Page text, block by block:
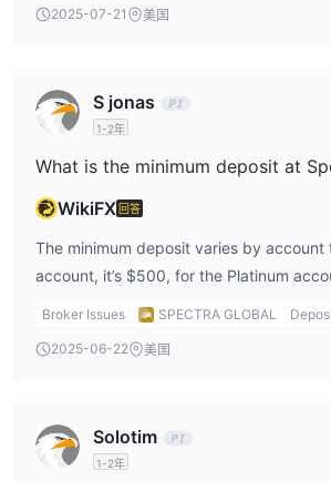
2025-07-21 美国
S jonas
1-2年
What is the minimum deposit at
WikiFX 回答
The minimum deposit varies by account
account, it’s $500, for the Platinum
and for the VIP account, it’s $25,000.
more accessible for a new trader like me.
Broker Issues SPECTRA GLOBAL
2025-06-22 美国
Solotim
1-2年